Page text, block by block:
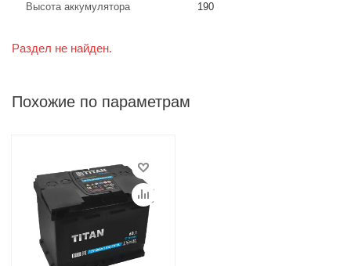
Высота аккумулятора 190
Раздел не найден.
Похожие по параметрам